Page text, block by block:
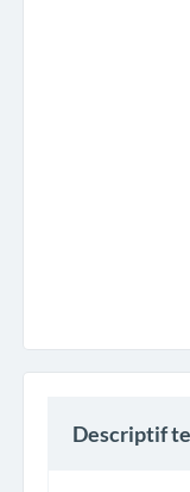
Descriptif